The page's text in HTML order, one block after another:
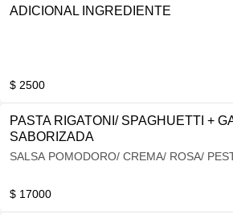
ADICIONAL INGREDIENTE
$ 2500
PASTA RIGATONI/ SPAGHUETTI +
SABORIZADA
SALSA POMODORO/ CREMA/ ROSA/
$ 17000